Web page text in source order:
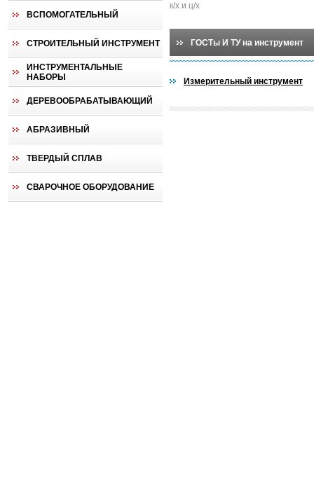
ВСПОМОГАТЕЛЬНЫЙ
СТРОИТЕЛЬНЫЙ ИНСТРУМЕНТ
ИНСТРУМЕНТАЛЬНЫЕ
НАБОРЫ
ДЕРЕВООБРАБАТЫВАЮЩИЙ
АБРАЗИВНЫЙ
ТВЕРДЫЙ СПЛАВ
СВАРОЧНОЕ ОБОРУДОВАНИЕ
к/х и ц/х
ГОСТы И ТУ на инструмент
Измерительный инструмент